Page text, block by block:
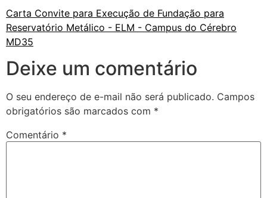
Carta Convite para Execução de Fundação para
Reservatório Metálico - ELM - Campus do Cérebro
MD35
Deixe um comentário
O seu endereço de e-mail não será publicado. Campos
obrigatórios são marcados com *
Comentário *